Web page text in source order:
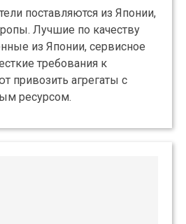
поставляются из Японии,
Лучшие по качеству
из Японии, сервисное
требования к
привозить агрегаты с
ресурсом.